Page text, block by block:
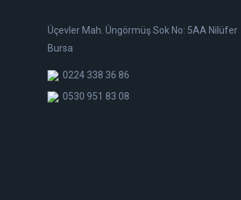
Üçevler Mah. Üngörmüş Sok No: 5AA Nilüfer
Bursa
0224 338 36 86
0530 951 83 08